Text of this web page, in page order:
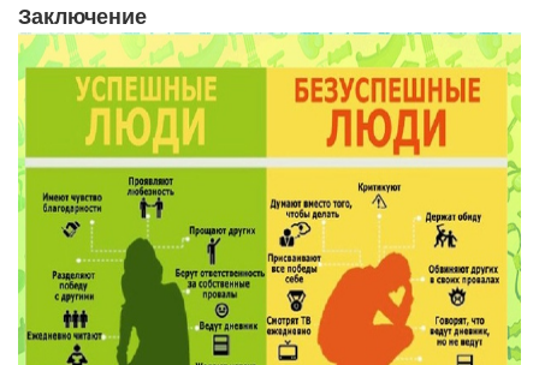
Заключение